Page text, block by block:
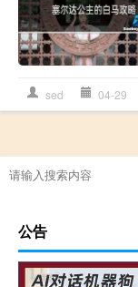
sed 04-29
公告